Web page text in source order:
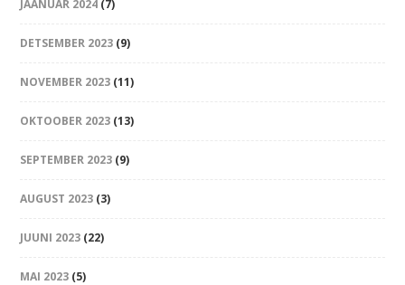
JAANUAR 2024 (7)
DETSEMBER 2023 (9)
NOVEMBER 2023 (11)
OKTOOBER 2023 (13)
SEPTEMBER 2023 (9)
AUGUST 2023 (3)
JUUNI 2023 (22)
MAI 2023 (5)